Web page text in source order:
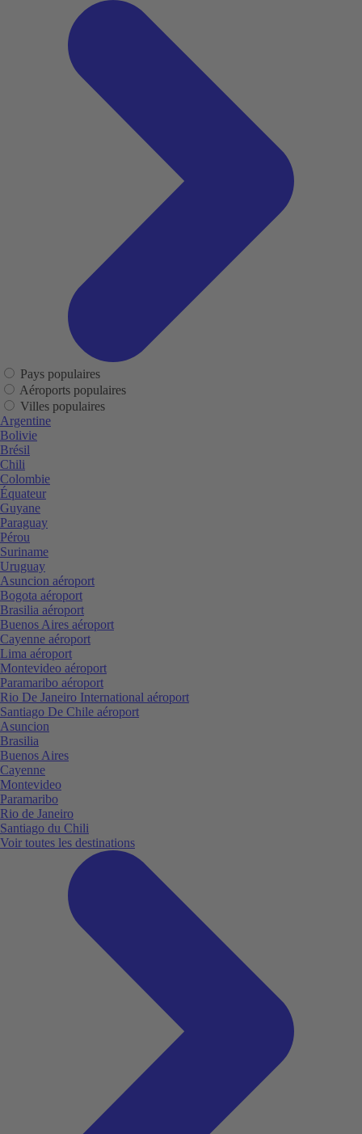
Pays populaires
Aéroports populaires
Villes populaires
Argentine
Bolivie
Brésil
Chili
Colombie
Équateur
Guyane
Paraguay
Pérou
Suriname
Uruguay
Asuncion aéroport
Bogota aéroport
Brasilia aéroport
Buenos Aires aéroport
Cayenne aéroport
Lima aéroport
Montevideo aéroport
Paramaribo aéroport
Rio De Janeiro International aéroport
Santiago De Chile aéroport
Asuncion
Brasilia
Buenos Aires
Cayenne
Montevideo
Paramaribo
Rio de Janeiro
Santiago du Chili
Voir toutes les destinations